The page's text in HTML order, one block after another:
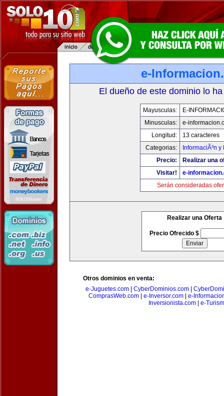
e-
El dueño de este dominio lo
Mayusculas:
E-
Minusculas:
e-
Longitud:
13 caracteres
Categorias:
InformaciÃ³n
Precio:
Realizar una
Visitar!
e-
Serán consideradas
Realizar una Oferta
Precio Ofrecido $
Otros dominios en venta:
e-Juguetes.com| CyberDominios.com|
ComprasWeb.com
e-Inversor.com
e-
Inversionista.com| e-